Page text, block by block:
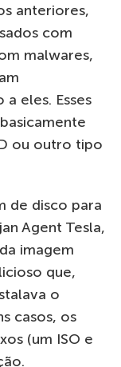
anteriores,
​​com
malwares,
eles. Esses
ou outro tipo
de disco para
Agent Tesla,
imagem
que,
o
casos, os
(um ISO e